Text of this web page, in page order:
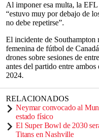
Al imponer esa multa, la
“estuvo muy por debajo de
no debe repetirse”.
El incidente de Southampton
femenina de fútbol de
drones sobre sesiones de
antes del partido entre ambos
2024.
RELACIONADOS
Neymar convocado al
estado físico
El Super Bowl de 2030
Titans en Nashville